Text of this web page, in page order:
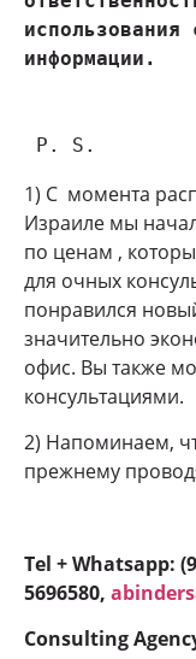
использования
P. S.
1) С момента
Израиле мы
по ценам ,
для очных
понравился
значительно
офис. Вы также
консультациями.
2) Напоминаем,
прежнему
Tel + Whatsapp:
5696580,
Consulting